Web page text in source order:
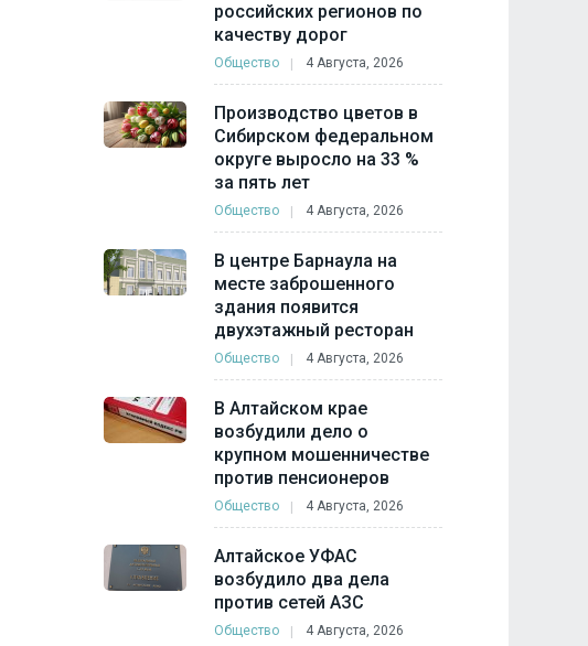
российских регионов по
качеству дорог
Общество 4 Августа, 2026
Производство цветов в
Сибирском федеральном
округе выросло на 33 %
за пять лет
Общество 4 Августа, 2026
В центре Барнаула на
месте заброшенного
здания появится
двухэтажный ресторан
Общество 4 Августа, 2026
В Алтайском крае
возбудили дело о
крупном мошенничестве
против пенсионеров
Общество 4 Августа, 2026
Алтайское УФАС
возбудило два дела
против сетей АЗС
Общество 4 Августа, 2026